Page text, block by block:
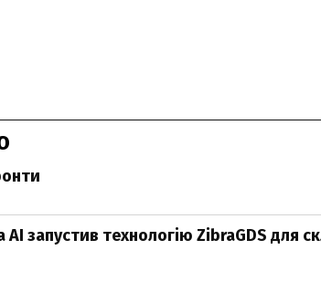
AI запустив технологію ZibraGDS для